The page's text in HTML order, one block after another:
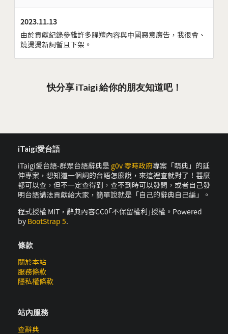
2023.11.13
由於貢獻紀錄參雜許多腥羶內容與中國惡意廣告，我很會、
燒燙燙新詞暫且下架。
快分享 iTaigi 給你的朋友知道吧！
iTaigi愛台語
iTaigi愛台語-群眾台語辭典是 g0v 零時政府專案「萌典」的延
伸專案，想知道一個詞的台語怎麼說，來這裡查就對了！甚麼
都可以查，但不一定查得到，查不到時可以發問，或者自己發
明台語講法貢獻給大家，簡單說就是「自己的辭典自己編」。
程式授權 MIT，辭典內容CC0｢不保留權利｣授權。Powered
by BootStrap 5.
條款
關於本站
服務條款
隱私權條款
站內服務
查辭典